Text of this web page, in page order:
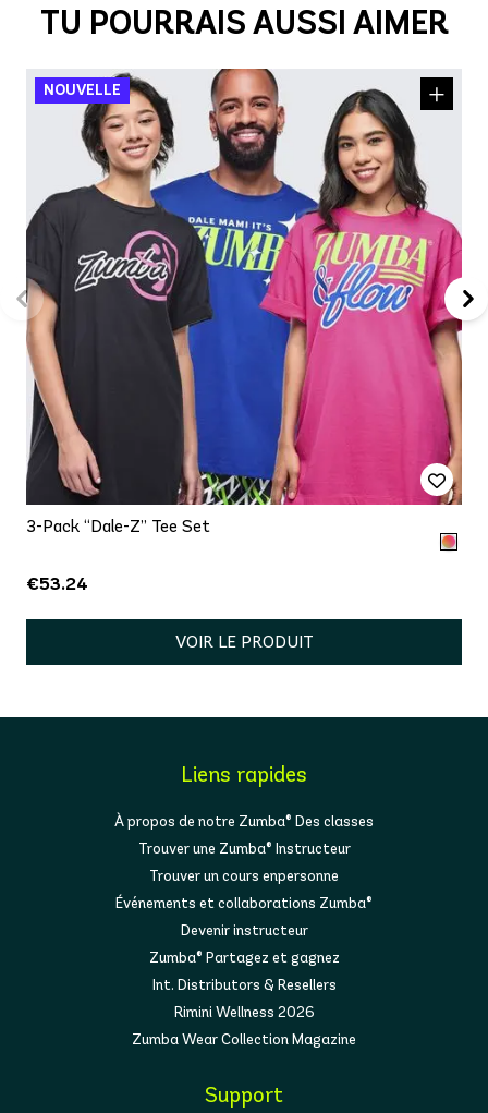
TU POURRAIS AUSSI AIMER
3-Pack “Dale-Z” Tee Set
€53.24
VOIR LE PRODUIT
Liens rapides
À propos de notre Zumba® Des classes
Trouver une Zumba® Instructeur
Trouver un cours enpersonne
Événements et collaborations Zumba®
Devenir instructeur
Zumba® Partagez et gagnez
Int. Distributors & Resellers
Rimini Wellness 2026
Zumba Wear Collection Magazine
Support